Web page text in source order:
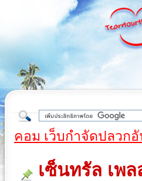
คอม เว็บกำจัดปลวก
เซ็นทรัล เพล